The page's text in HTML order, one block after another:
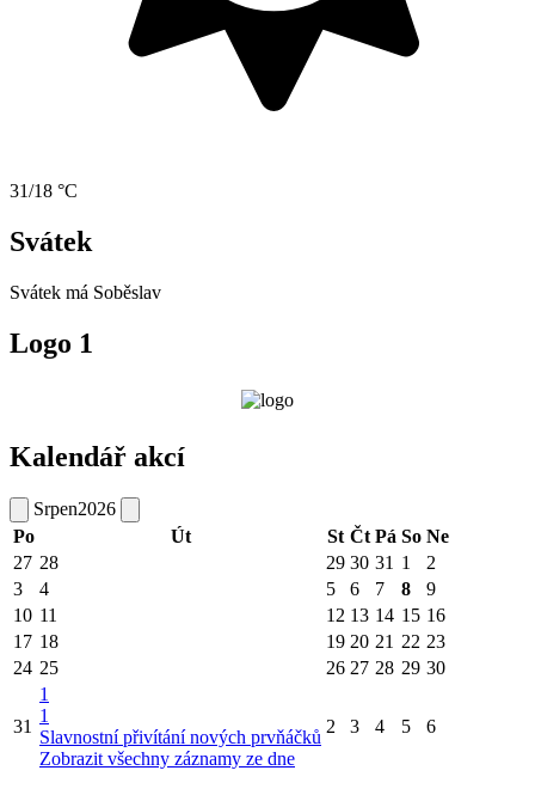
31/18 °C
Svátek
Svátek má Soběslav
Logo 1
Kalendář akcí
Srpen2026
Po
Út St Čt Pá So Ne
27 28 29 30 31 1
2
3
4 5 6 7 8
9
10 11 12 13 14 15 16
17 18 19 20 21 22 23
24 25 26 27 28 29 30
31
1
1
Slavnostní přivítání nových prvňáčků
Zobrazit všechny záznamy ze dne
2 3 4 5 6